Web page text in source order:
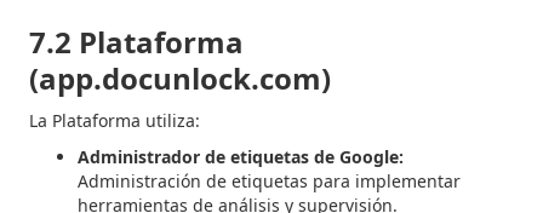
7.2 Plataforma
(app.docunlock.com)
La Plataforma utiliza:
Administrador de etiquetas de Google:
Administración de etiquetas para implementar
herramientas de análisis y supervisión.